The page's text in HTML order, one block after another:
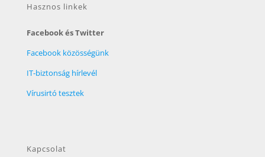
Hasznos linkek
Facebook és Twitter
Facebook közösségünk
IT-biztonság hírlevél
Vírusirtó tesztek
Kapcsolat